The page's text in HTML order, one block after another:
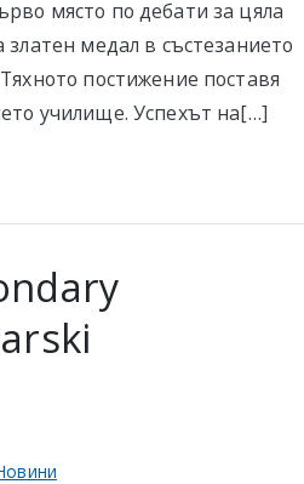
място по дебати за цяла
медал в състезанието
постижение поставя
училище. Успехът на[…]